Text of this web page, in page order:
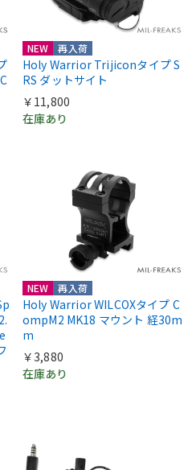
NEW 再入荷
Holy Warrior Trijiconタイプ S
RS ダットサイト
￥11,800
在庫あり
NEW 再入荷
Holy Warrior WILCOXタイプ C
ompM2 MK18 マウント 経30m
m
￥3,880
在庫あり